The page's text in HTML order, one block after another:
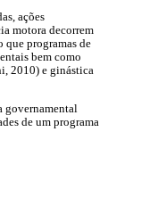
ações
motora decorrem
que programas de
bem como
2010) e ginástica
governamental
de um programa